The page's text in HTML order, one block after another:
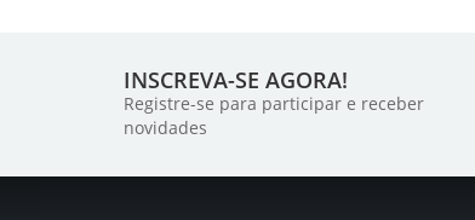
INSCREVA-SE AGORA!
Registre-se para participar e receber
novidades